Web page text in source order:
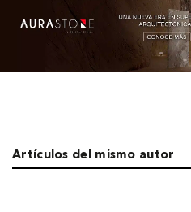
Artículos del mismo autor